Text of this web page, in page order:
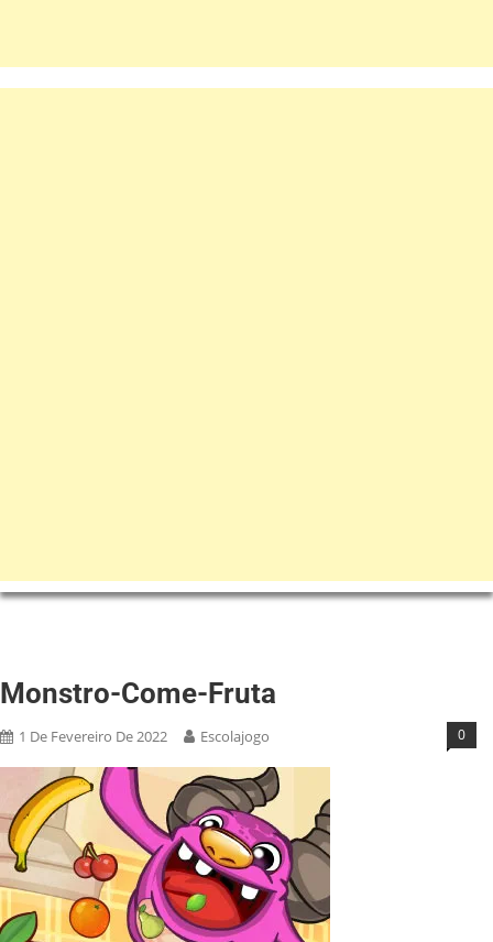
Monstro-Come-Fruta
1 De Fevereiro De 2022 Escolajogo 0